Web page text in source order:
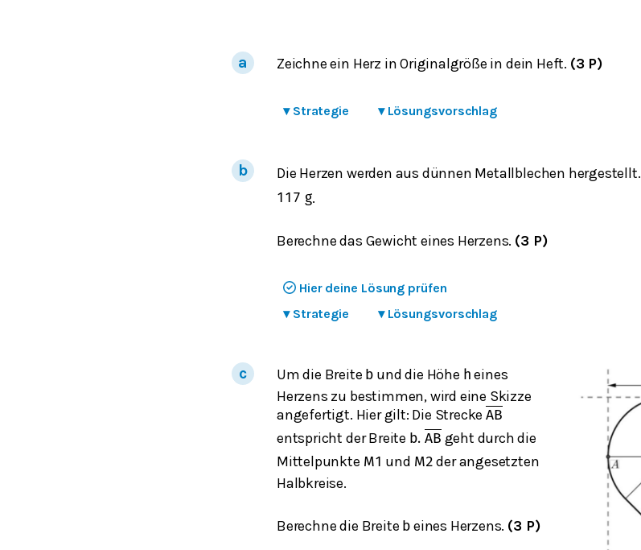
Zeichne ein Herz in Originalgröße in dein Heft. (3 P)
▾ Strategie ▾ Lösungsvorschlag
Die Herzen werden aus dünnen Metallblechen hergestellt.
117 g.
Berechne das Gewicht eines Herzens. (3 P)
Hier deine Lösung prüfen
▾ Strategie ▾ Lösungsvorschlag
Um die Breite b und die Höhe h eines
Herzens zu bestimmen, wird eine Skizze
angefertigt. Hier gilt: Die StreckeAB
entspricht der Breite b. AB geht durch die
Mittelpunkte M1 und M2 der angesetzten
Halbkreise.
Berechne die Breite b eines Herzens. (3 P)